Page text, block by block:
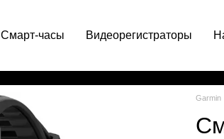
Смарт-часы Видеорегистраторы
Garmin